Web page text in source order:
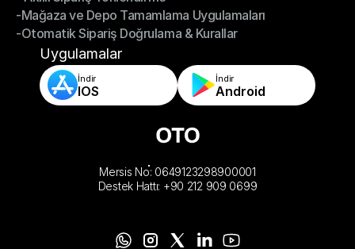
- Akıllı Sipariş Yönlendirme
-Mağaza ve Depo Tamamlama Uygulamaları
-Mağaza ve Depo Tamamlama Uygulamaları
-Otomatik Sipariş Doğrulama & Kurallar
-Otomatik Sipariş Doğrulama & Kurallar
Uygulamalar
İndir
IOS
İndir
Android
Mersis No: 0649123298900001
Destek Hattı: +90 212 909 0699